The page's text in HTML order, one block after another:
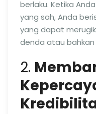
berlaku. Ketika
yang sah, Anda
yang dapat
denda atau
2.